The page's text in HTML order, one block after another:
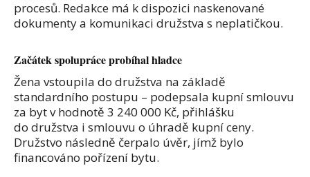
procesů. Redakce má k dispozici naskenované
dokumenty a komunikaci družstva s neplatičkou.
Začátek spolupráce probíhal hladce
Žena vstoupila do družstva na základě
standardního postupu – podepsala kupní smlouvu
za byt v hodnotě 3 240 000 Kč, přihlášku
do družstva i smlouvu o úhradě kupní ceny.
Družstvo následně čerpalo úvěr, jímž bylo
financováno pořízení bytu.